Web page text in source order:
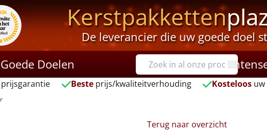
Kerstpakketten
De leverancier die uw goede doel
Goede Doelen
Besteprijs/kwaliteitverhouding Kosteloos
Terug naar overzicht